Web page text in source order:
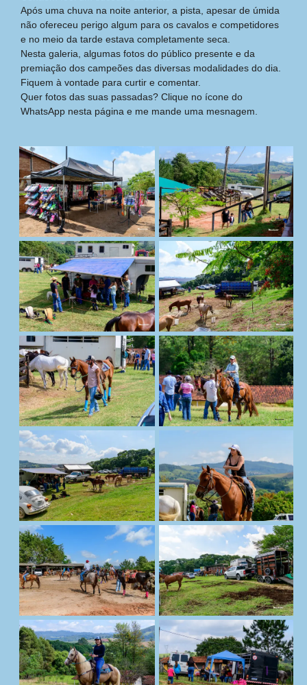
Após uma chuva na noite anterior, a pista, apesar de úmida
não ofereceu perigo algum para os cavalos e competidores
e no meio da tarde estava completamente seca.
Nesta galeria, algumas fotos do público presente e da
premiação dos campeões das diversas modalidades do dia.
Fiquem à vontade para curtir e comentar.
Quer fotos das suas passadas? Clique no ícone do
WhatsApp nesta página e me mande uma mesnagem.